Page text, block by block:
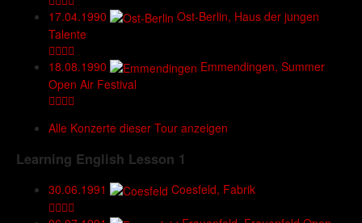
17.04.1990
Ost-Berlin, Haus der jungen
Talente
18.08.1990
Emmendingen, Summer
Open Air Festival
Alle Konzerte dieser Tour anzeigen
Learning English Lesson 1
30.06.1991 Coesfeld, Fabrik